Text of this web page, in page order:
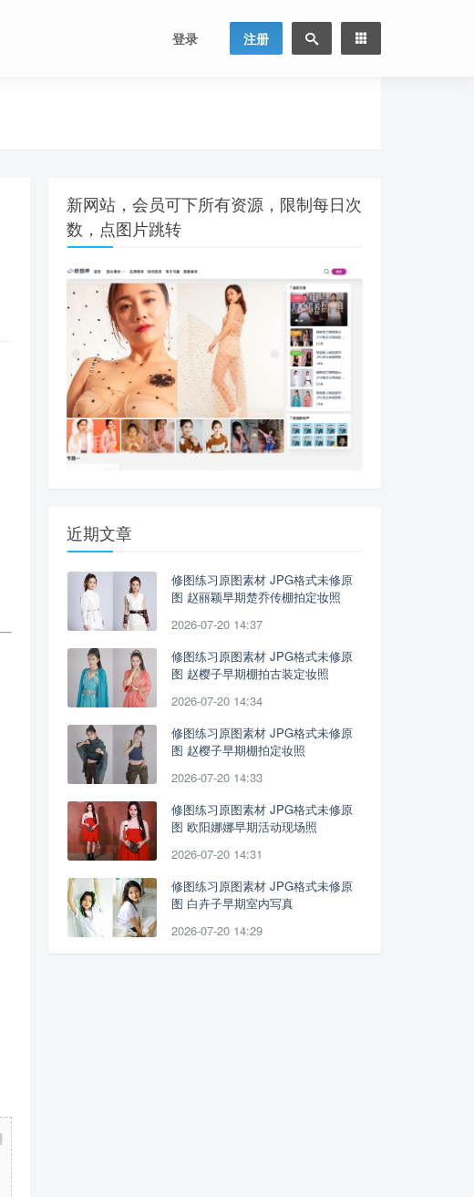
登录 注册
新网站，会员可下所有资源，限制每日次
数，点图片跳转
近期文章
修图练习原图素材 JPG格式未修原
图 赵丽颖早期楚乔传棚拍定妆照
2026-07-20 14:37
修图练习原图素材 JPG格式未修原
图 赵樱子早期棚拍古装定妆照
2026-07-20 14:34
修图练习原图素材 JPG格式未修原
图 赵樱子早期棚拍定妆照
2026-07-20 14:33
修图练习原图素材 JPG格式未修原
图 欧阳娜娜早期活动现场照
2026-07-20 14:31
修图练习原图素材 JPG格式未修原
图 白卉子早期室内写真
2026-07-20 14:29